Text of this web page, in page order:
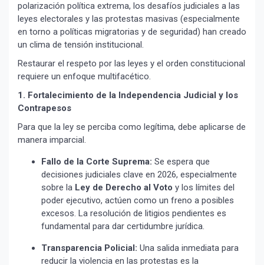
polarización política extrema, los desafíos judiciales a las
leyes electorales y las protestas masivas (especialmente
en torno a políticas migratorias y de seguridad) han creado
un clima de tensión institucional.
Restaurar el respeto por las leyes y el orden constitucional
requiere un enfoque multifacético.
1. Fortalecimiento de la Independencia Judicial y los
Contrapesos
Para que la ley se perciba como legítima, debe aplicarse de
manera imparcial.
Fallo de la Corte Suprema: Se espera que
decisiones judiciales clave en 2026, especialmente
sobre la Ley de Derecho al Voto y los límites del
poder ejecutivo, actúen como un freno a posibles
excesos. La resolución de litigios pendientes es
fundamental para dar certidumbre jurídica.
Transparencia Policial: Una salida inmediata para
reducir la violencia en las protestas es la